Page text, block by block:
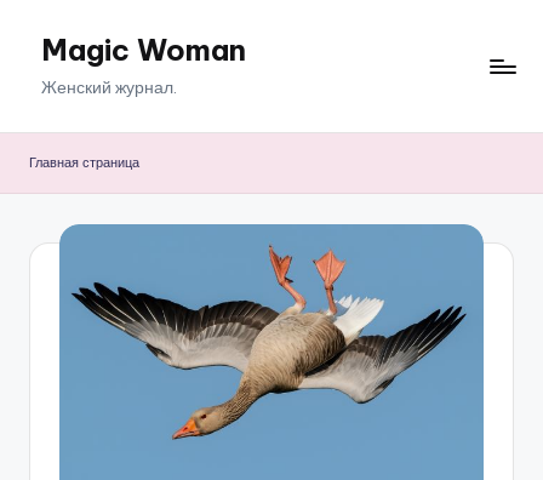
ПерейтиMagic Woman
Женский журнал.
Главная страница